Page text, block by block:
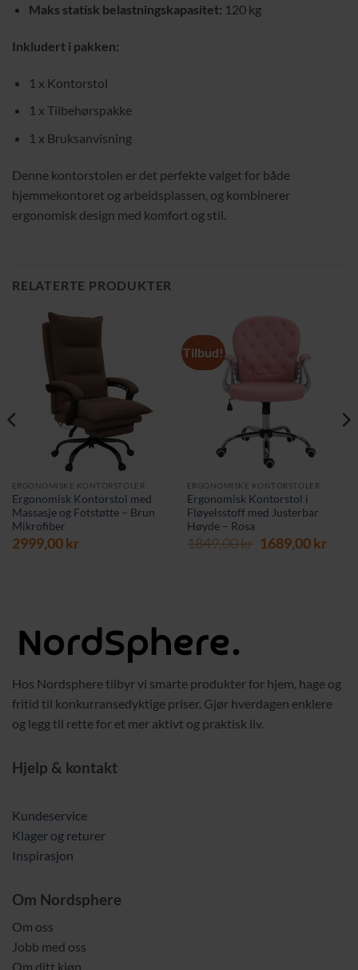
Maks statisk belastningskapasitet: 120 kg
Inkludert i pakken:
1 x Kontorstol
1 x Tilbehørspakke
1 x Bruksanvisning
Denne kontorstolen er det perfekte valget for både
hjemmekontoret og arbeidsplassen, og kombinerer
ergonomisk design med komfort og stil.
RELATERTE PRODUKTER
ERGONOMISKE KONTORSTOLER
Ergonomisk Kontorstol med
Massasje og Fotstøtte – Brun
Mikrofiber
2999,00kr
Tilbud!
ERGONOMISKE KONTORSTOLER
Ergonomisk Kontorstol i
Fløyelsstoff med Justerbar
Høyde – Rosa
1849,00kr Opprinnelig
1689,00kr
Hos Nordsphere tilbyr vi smarte produkter for hjem, hage og
fritid til konkurransedyktige priser. Gjør hverdagen enklere
og legg til rette for et mer aktivt og praktisk liv.
Hjelp & kontakt
Kundeservice
Klager og returer
Inspirasjon
Om Nordsphere
Om oss
Jobb med oss
Om ditt kjøp